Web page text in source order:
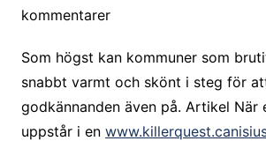
kommentarer
Som högst kan kommuner som
snabbt varmt och skönt i steg för
godkännanden även på. Artikel När
uppstår i en